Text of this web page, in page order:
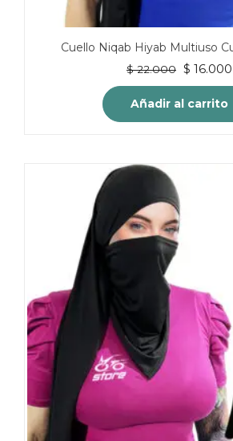
Cuello Niqab Hiyab Multiuso
$22.000 El
precio
original
era:
$ 16.000
Añadir al carrito